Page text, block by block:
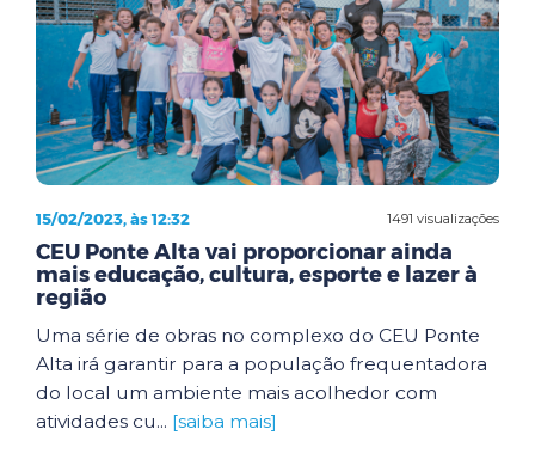
1491 visualizações
15/02/2023, às 12:32
CEU Ponte Alta vai proporcionar ainda
mais educação, cultura, esporte e lazer à
região
Uma série de obras no complexo do CEU Ponte
Alta irá garantir para a população frequentadora
do local um ambiente mais acolhedor com
atividades cu... [saiba mais]